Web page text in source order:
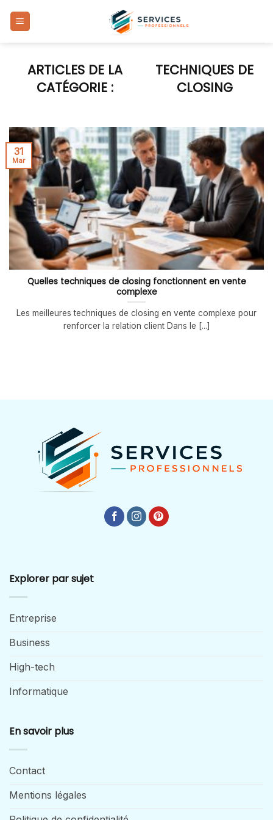
TECHNIQUES DE
CLOSING
Quelles techniques de closing fonctionnent en vente
complexe
Les meilleures techniques de closing en vente complexe pour
renforcer la relation client Dans le [...]
31
Mar
Explorer par sujet
Entreprise
Business
High-tech
Informatique
En savoir plus
Contact
Mentions légales